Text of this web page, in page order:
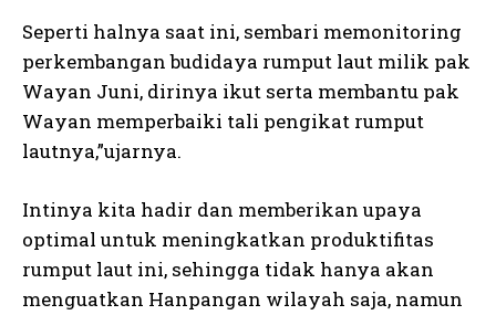
Seperti halnya saat ini, sembari memonitoring
perkembangan budidaya rumput laut milik pak
Wayan Juni, dirinya ikut serta membantu pak
Wayan memperbaiki tali pengikat rumput
lautnya,”ujarnya.
Intinya kita hadir dan memberikan upaya
optimal untuk meningkatkan produktifitas
rumput laut ini, sehingga tidak hanya akan
menguatkan Hanpangan wilayah saja, namun